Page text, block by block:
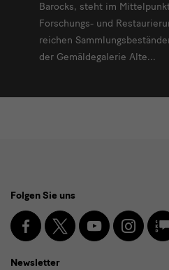
Barocks, steht im
Forschungs- und
reichen
der Gemäldegalerie Alte...
Media
und
Newsletter
Folgen Sie uns
Facebook
X Youtube
Newsletter